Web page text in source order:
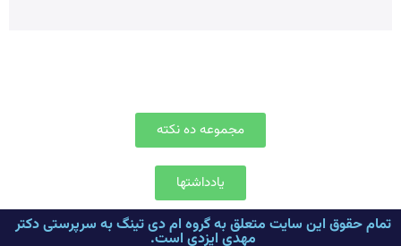
مجموعه ده نکته
یادداشتها
تمام حقوق این سایت متعلق به گروه ام دی تینگ به سرپرستی دکتر
مهدی ایزدی است.